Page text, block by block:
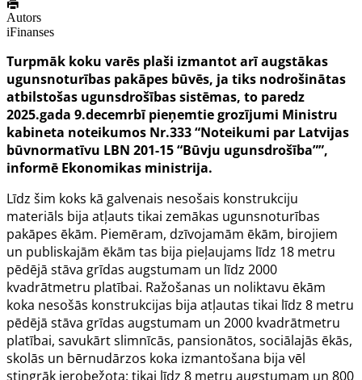
Autors
iFinanses
Turpmāk koku varēs plaši izmantot arī augstākas
ugunsnoturības pakāpes būvēs, ja tiks nodrošinātas
atbilstošas ugunsdrošības sistēmas, to paredz
2025.gada 9.decemrbī pieņemtie grozījumi Ministru
kabineta noteikumos Nr.333 “Noteikumi par Latvijas
būvnormatīvu LBN 201-15 “Būvju ugunsdrošība””,
informē Ekonomikas ministrija.
Līdz šim koks kā galvenais nesošais konstrukciju
materiāls bija atļauts tikai zemākas ugunsnoturības
pakāpes ēkām. Piemēram, dzīvojamām ēkām, birojiem
un publiskajām ēkām tas bija pieļaujams līdz 18 metru
pēdējā stāva grīdas augstumam un līdz 2000
kvadrātmetru platībai. Ražošanas un noliktavu ēkām
koka nesošās konstrukcijas bija atļautas tikai līdz 8 metru
pēdējā stāva grīdas augstumam un 2000 kvadrātmetru
platībai, savukārt slimnīcās, pansionātos, sociālajās ēkās,
skolās un bērnudārzos koka izmantošana bija vēl
stingrāk ierobežota: tikai līdz 8 metru augstumam un 800